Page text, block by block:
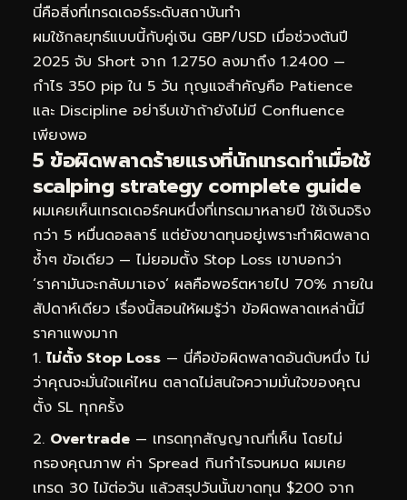
นี่คือสิ่งที่เทรดเดอร์ระดับสถาบันทำ
ผมใช้กลยุทธ์แบบนี้กับคู่เงิน GBP/USD เมื่อช่วงต้นปี
2025 จับ Short จาก 1.2750 ลงมาถึง 1.2400 —
กำไร 350 pip ใน 5 วัน กุญแจสำคัญคือ Patience
และ Discipline อย่ารีบเข้าถ้ายังไม่มี Confluence
เพียงพอ
5 ข้อผิดพลาดร้ายแรงที่นักเทรดทำเมื่อใช้
scalping strategy complete guide
ผมเคยเห็นเทรดเดอร์คนหนึ่งที่เทรดมาหลายปี ใช้เงินจริง
กว่า 5 หมื่นดอลลาร์ แต่ยังขาดทุนอยู่เพราะทำผิดพลาด
ซ้ำๆ ข้อเดียว — ไม่ยอมตั้ง Stop Loss เขาบอกว่า
‘ราคามันจะกลับมาเอง’ ผลคือพอร์ตหายไป 70% ภายใน
สัปดาห์เดียว เรื่องนี้สอนให้ผมรู้ว่า ข้อผิดพลาดเหล่านี้มี
ราคาแพงมาก
ไม่ตั้ง Stop Loss — นี่คือข้อผิดพลาดอันดับหนึ่ง ไม่
ว่าคุณจะมั่นใจแค่ไหน ตลาดไม่สนใจความมั่นใจของคุณ
ตั้ง SL ทุกครั้ง
Overtrade — เทรดทุกสัญญาณที่เห็น โดยไม่
กรองคุณภาพ ค่า Spread กินกำไรจนหมด ผมเคย
เทรด 30 ไม้ต่อวัน แล้วสรุปวันนั้นขาดทุน $200 จาก